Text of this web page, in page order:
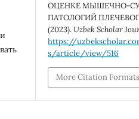
ОЦЕНКЕ МЫШЕЧНО-
ПАТОЛОГИЙ
(2023).Uzbek Scholar
https://
s/article/view/516
More Citation Formats